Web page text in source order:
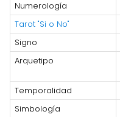
Numerología
Tarot "Si o No"
Signo
Arquetipo
Temporalidad
Simbología